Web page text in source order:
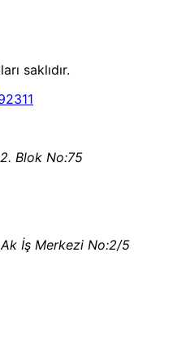
saklıdır.
Blok No:75
İş Merkezi No:2/5